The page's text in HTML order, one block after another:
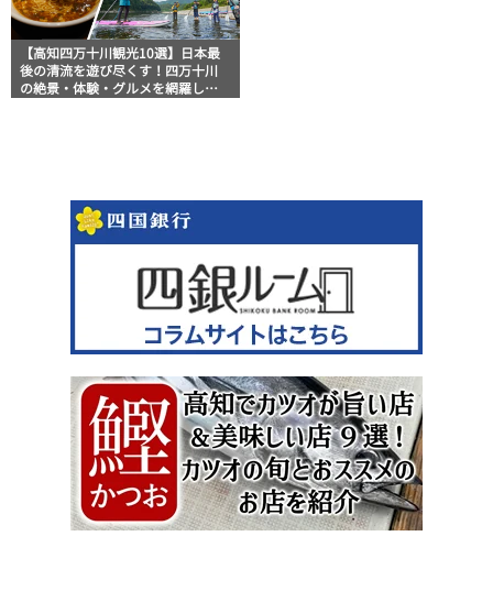
【高知四万十川観光10選】日本最
後の清流を遊び尽くす！四万十川
の絶景・体験・グルメを網羅した